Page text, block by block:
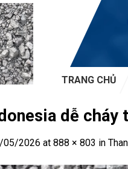
TRANG CHỦ
dễ
05/2026 at 888 × 803 in